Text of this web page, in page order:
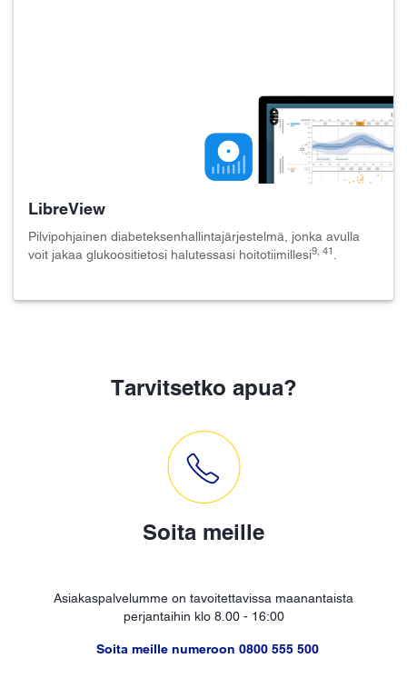
LibreView
Pilvipohjainen diabeteksenhallintajärjestelmä, jonka avulla
voit jakaa glukoositietosi halutessasi hoitotiimillesi9, 41
Tarvitsetko apua?
Soita meille
Asiakaspalvelumme on tavoitettavissa maanantaista
perjantaihin klo 8.00 - 16:00
Soita meille numeroon 0800 555 500